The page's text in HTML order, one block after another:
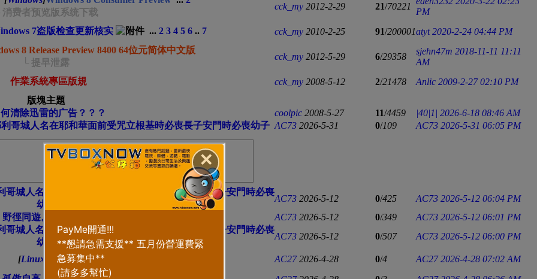
✕
消费者预览版系统下载
cck_my 2012-2-29 21/70221
PM
7盗版检查更新核实 ... 2 3 4 5 6 .. 7 cck_my 2010-2-25 91/200001atyt 2020-2-24 04:44 PM
8 Release Preview 8400 64位元简体中文版
└ 提早泄露
cck_my 2012-5-29 6/29358
sjehn47m 2018-11-11 11:11
AM
作業系統專區版規
cck_my 2008-5-12 2/21478 Anlic 2009-2-27 02:10 PM
版塊主題
清除迅雷的广告？？？
coolpic 2008-5-27 11/4459 |40|1| 2026-6-18 08:46 AM
哥城人名在耶和華面前受咒立根基時必喪長子安門時必喪幼子 AC73 2026-5-31 0/109 AC73 2026-5-31 06:05 PM
哥城人名札卡維在耶和華面前受咒立根基時必喪長子安門時必喪
幼子
AC73 2026-5-12 0/425 AC73 2026-5-12 06:04 PM
徑同遊。形影不離，安度春秋。] | 32 | 4 | 32 | 4 | AC73 2026-5-12 0/349 AC73 2026-5-12 06:01 PM
哥城人名札卡維在耶和華面前受咒立根基時必喪長子安門時必喪
幼子
AC73 2026-5-12 0/507 AC73 2026-5-12 06:00 PM
[Linux | 32 | 4 | AC27 2026-4-28 0/4 AC27 2026-4-28 07:02 AM